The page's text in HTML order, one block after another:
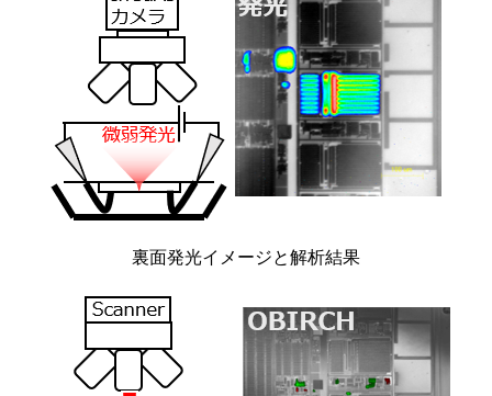
裏面発光イメージと解析結果